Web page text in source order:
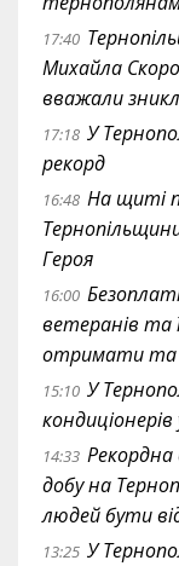
17:40
Михайла
вважали
17:18 У
рекорд
16:48 На щиті
Героя
16:00
ветеранів та
отримати та
15:10 У
14:33 Рекордна
добу на
людей бути
13:25 У